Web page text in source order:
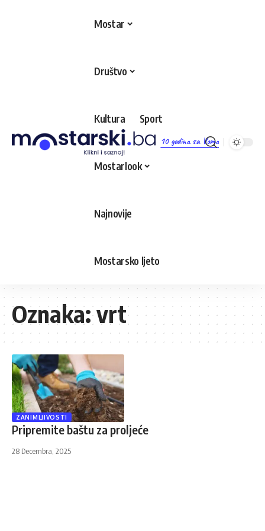
10 godina sa Vama
Mostar
Društvo
Kultura Sport
Mostarlook
Najnovije
Mostarsko ljeto
Oznaka:vrt
ZANIMLJIVOSTI
Pripremite baštu za proljeće
28 Decembra, 2025